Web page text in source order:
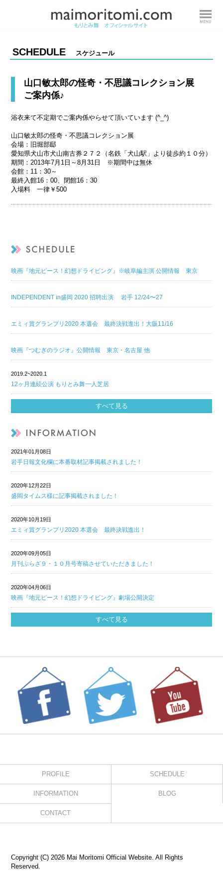
SCHEDULE スケジュール
山口敏太郎の怪奇・不思議コレクション展
ご案内係♪
浴衣来て不定期でご案内係やらせて頂いています (^_^)
山口敏太郎の怪奇・不思議コレクション展
会場：旧堀部邸
愛知県犬山市犬山南古券２７２（名鉄「犬山駅」より徒歩約１０分）
期間：2013年7月1日～8月31日 ※期間中は無休
会館：11：30～
最終入館16：00、閉館16：30
入場料 一律￥500
映画『地元ピース！幻想ドライビング』※岐阜編主演 公開情報 東京
INDEPENDENT in盛岡 2020 招聘出演 岩手 12/24〜27
エミィ賞グランプリ2020 本選会 最終決戦進出！大阪11/16
映画『つむぎのラジオ』公開情報 東京・名古屋 他
2019.2~2020.1
12ヶ月連続公演 もりとみ舞一人芝居
すべて見る
2021年01月08日
岩手日報文化欄に本番取材記事掲載されました！
2020年12月22日
盛岡タイムス様に記事掲載されました！
2020年10月19日
エミィ賞グランプリ2020 本選会 最終決戦進出！
2020年09月05日
月刊ぷらざ９・１０月号寄稿させていただきました！
2020年04月06日
映画『地元ピース！幻想ドライビング』劇場公開決定
すべて見る
PROFILE SCHEDULE
INFORMATION BLOG
CONTACT
Copyright (C) 2026 Mai Moritomi Official Website. All Rights
Reserved.